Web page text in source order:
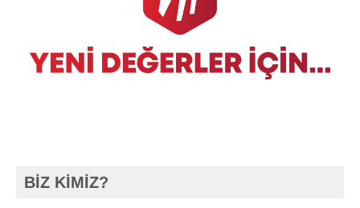
BİZ KİMİZ?